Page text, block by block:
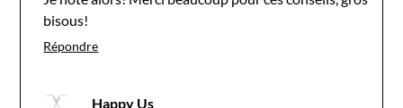
bisous!
Répondre
Happy Us